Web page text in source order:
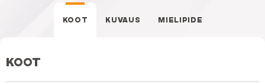
KOOT KUVAUS MIELIPIDE
KOOT